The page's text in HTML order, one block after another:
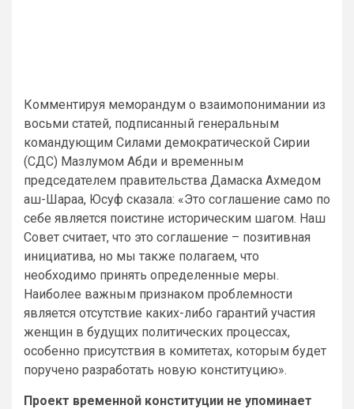
Комментируя меморандум о взаимопонимании из
восьми статей, подписанный генеральным
командующим Силами демократической Сирии
(СДС) Мазлумом Абди и временным
председателем правительства Дамаска Ахмедом
аш-Шараа, Юсуф сказала: «Это соглашение само по
себе является поистине историческим шагом. Наш
Совет считает, что это соглашение – позитивная
инициатива, но мы также полагаем, что
необходимо принять определенные меры.
Наиболее важным признаком проблемности
является отсутствие каких-либо гарантий участия
женщин в будущих политических процессах,
особенно присутствия в комитетах, которым будет
поручено разработать новую конституцию».
Проект временной конституции не упоминает